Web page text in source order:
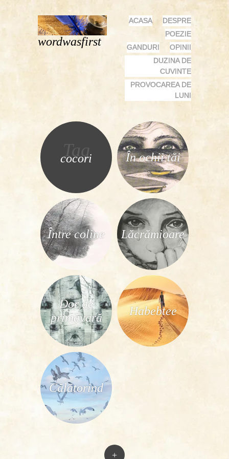
wordwasfirst
MENU
SKIP
CONTENT
ACASA
DESPRE
POEZIE
GANDURI
OPINII
DUZINA DE
CUVINTE
PROVOCAREA DE
LUNI
Tag
cocori În ochii tăi
Între coline Lăcrămioare
Dor de
primăvară
Habebtee
Călătorind
+